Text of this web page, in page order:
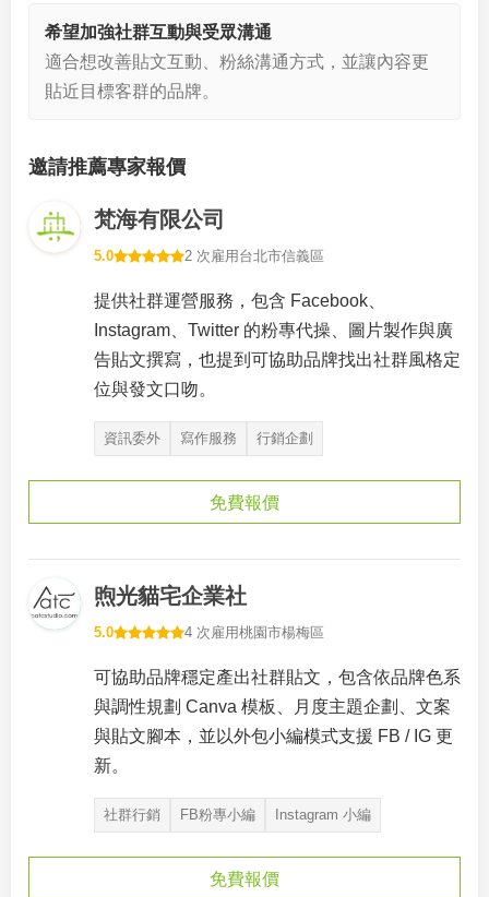
希望加強社群互動與受眾溝通
適合想改善貼文互動、粉絲溝通方式，並讓內容更
貼近目標客群的品牌。
邀請推薦專家報價
梵海有限公司
5.0 2 次雇用 台北市信義區
提供社群運營服務，包含 Facebook、
Instagram、Twitter 的粉專代操、圖片製作與廣
告貼文撰寫，也提到可協助品牌找出社群風格定
位與發文口吻。
資訊委外 寫作服務 行銷企劃
免費報價
煦光貓宅企業社
5.0 4 次雇用桃園市楊梅區
可協助品牌穩定產出社群貼文，包含依品牌色系
與調性規劃 Canva 模板、月度主題企劃、文案
與貼文腳本，並以外包小編模式支援 FB / IG 更
新。
社群行銷 FB粉專小編 Instagram 小編
免費報價